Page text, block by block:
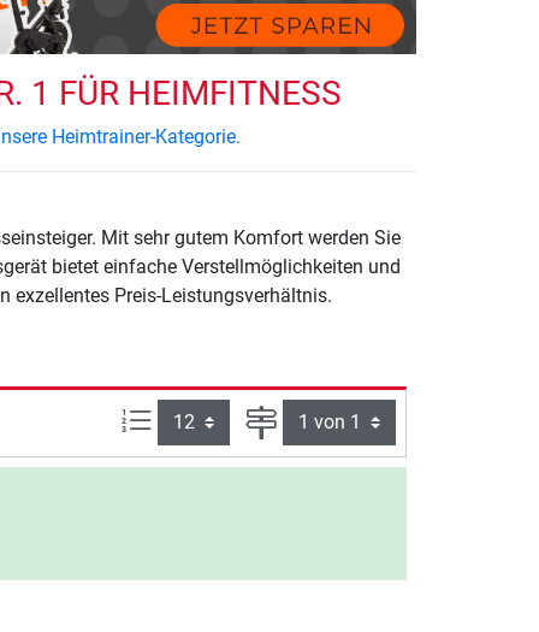
1 FÜR HEIMFITNESS
Heimtrainer-Kategorie.
Mit sehr gutem Komfort werden Sie
bietet einfache Verstellmöglichkeiten und
exzellentes Preis-Leistungsverhältnis.
Artikel pro Seite: Seite